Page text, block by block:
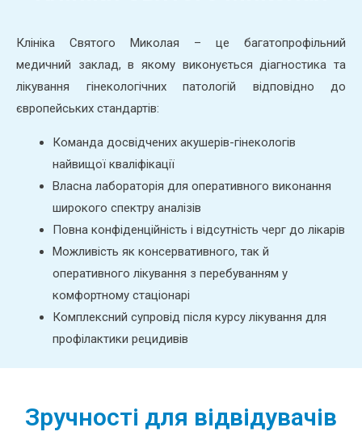
Клініка Святого Миколая – це багатопрофільний
медичний заклад, в якому виконується діагностика та
лікування гінекологічних патологій відповідно до
європейських стандартів:
Команда досвідчених акушерів-гінекологів
найвищої кваліфікації
Власна лабораторія для оперативного виконання
широкого спектру аналізів
Повна конфіденційність і відсутність черг до лікарів
Можливість як консервативного, так й
оперативного лікування з перебуванням у
комфортному стаціонарі
Комплексний супровід після курсу лікування для
профілактики рецидивів
Зручності для відвідувачів